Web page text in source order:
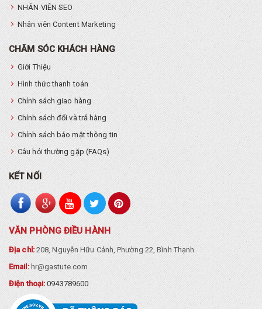
NHÂN VIÊN SEO
Nhân viên Content Marketing
CHĂM SÓC KHÁCH HÀNG
Giới Thiệu
Hình thức thanh toán
Chính sách giao hàng
Chính sách đổi và trả hàng
Chính sách bảo mật thông tin
Câu hỏi thường gặp (FAQs)
KẾT NỐI
VĂN PHÒNG ĐIỀU HÀNH
Địa chỉ:208, Nguyễn Hữu Cảnh, Phường 22, Bình Thạnh
Email: hr@gastute.com
Điện thoại:0943789600